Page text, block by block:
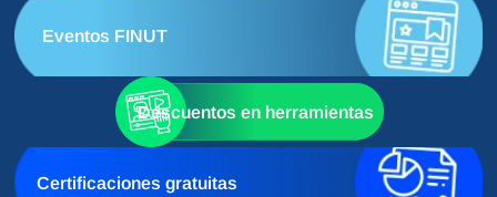
Eventos FINUT
Descuentos en herramientas
Certificaciones gratuitas